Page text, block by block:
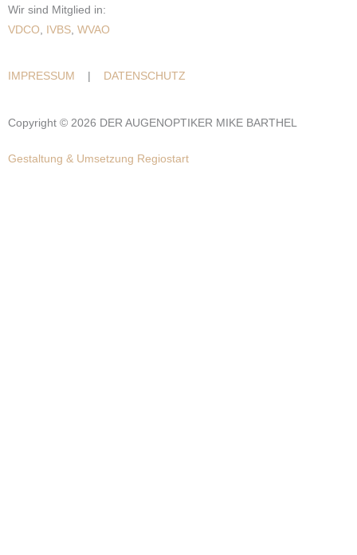
Wir sind Mitglied in:
VDCO
IVBS WVAO
IMPRESSUM DATENSCHUTZ
Copyright © 2026 DER AUGENOPTIKER MIKE BARTHEL
Gestaltung & Umsetzung Regiostart